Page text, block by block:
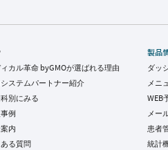
カル革命 byGMOが選ばれる理由
ステムパートナー紹介
別にみる
例
内
る質問
製品
ダッ
メニ
WEB
メー
患者
統計